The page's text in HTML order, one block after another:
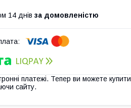
14 днів за домовленістю
платежі. Тепер ви можете купити
сайту.